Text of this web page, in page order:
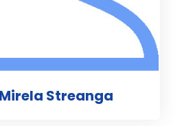
Streanga